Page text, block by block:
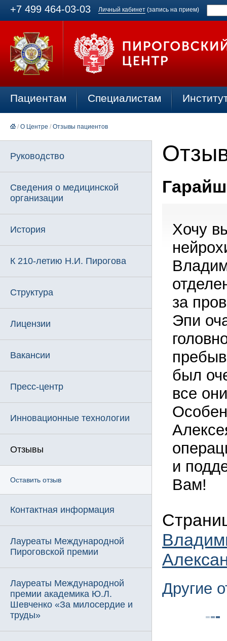
+7 499 464-03-03 Личный кабинет (запись на прием)
Пациентам Специалистам
/ О Центре / Отзывы пациентов
Руководство
Сведения о медицинской
организации
История
К 210-летию Н.И. Пирогова
Структура
Лицензии
Вакансии
Пресс-центр
Инновационные технологии
Отзывы
Оставить отзыв
Контактная информация
Лауреаты Международной
Пироговской премии
Лауреаты Международной
премии академика Ю.Л.
Шевченко «За милосердие и
труды»
Хочу
за
Эпи
был
все
и
Вам!
Другие